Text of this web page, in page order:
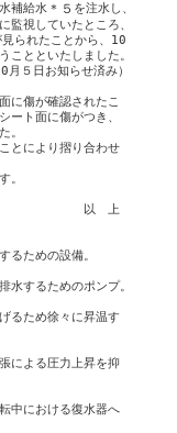
補給水 ＊５ を注水し、
監視していたところ、
られたことから、10
ことといたしました。
らせ済み）
に傷が確認されたこ
ート面に傷がつき、
。
とにより摺り合わせ
。
ための設備。
するためのポンプ。
ため徐々に昇温す
よる圧力上昇を抑
における復水器へ